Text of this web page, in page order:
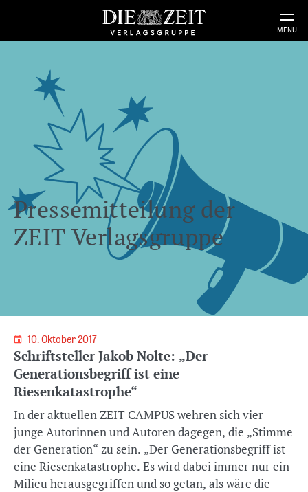
MENU
Pressemitteilung der
ZEIT Verlagsgruppe
10. Oktober 2017
Schriftsteller Jakob Nolte: „Der
Generationsbegriff ist eine
Riesenkatastrophe“
In der aktuellen ZEIT CAMPUS wehren sich vier
junge Autorinnen und Autoren dagegen, die „Stimme
der Generation“ zu sein. „Der Generationsbegriff ist
eine Riesenkatastrophe. Es wird dabei immer nur ein
Milieu herausgegriffen und so getan, als wäre die